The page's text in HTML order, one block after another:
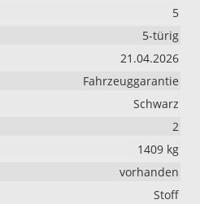
5
5-türig
21.04.2026
Fahrzeuggarantie
Schwarz
2
1409 kg
vorhanden
Stoff